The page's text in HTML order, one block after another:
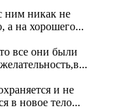
ним никак не
а на хорошего...
все они были
и не
в новое тело...